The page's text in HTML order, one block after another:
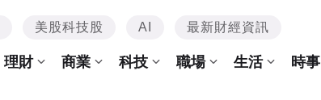
美股科技股 AI 最新財經資訊
理財 商業 科技 職場 生活 時事